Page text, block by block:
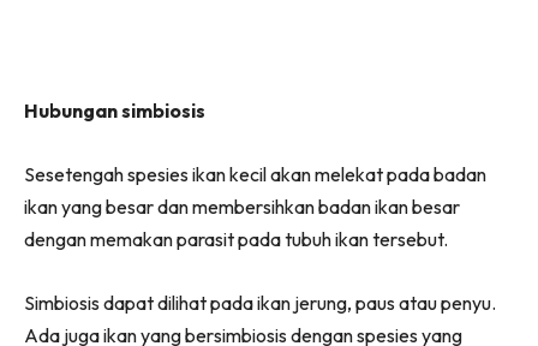
Hubungan simbiosis
Sesetengah spesies ikan kecil akan melekat pada badan
ikan yang besar dan membersihkan badan ikan besar
dengan memakan parasit pada tubuh ikan tersebut.
Simbiosis dapat dilihat pada ikan jerung, paus atau penyu.
Ada juga ikan yang bersimbiosis dengan spesies yang